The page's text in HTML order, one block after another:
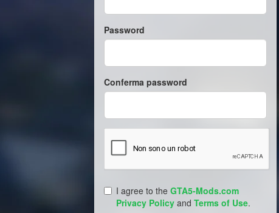
Password
Conferma password
I agree to the GTA5-Mods.com
Privacy Policy and Terms of Use.